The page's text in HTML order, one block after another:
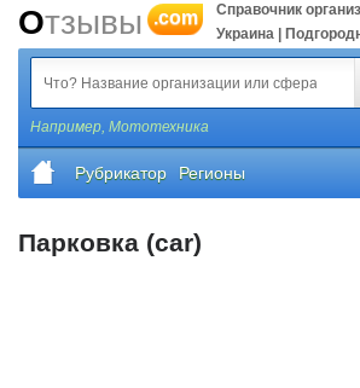
Отзывы .com
Справочник
Украина |
Например, Мототехника
Рубрикатор Регионы
Парковка (car)